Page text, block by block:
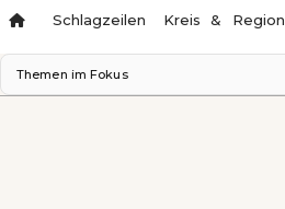
Schlagzeilen Kreis & Region
Themen im Fokus